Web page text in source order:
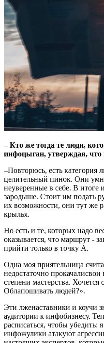
– Кто же тогда те люди,
инфоцыган, утверждая, что
–Повторюсь, есть категория
целительный пинок. Они
неуверенные в себе. В итоге
зародыше. Стоит им подать
их возможности, они тут же
крылья.
Но есть и те, которых надо
оказывается, что маршрут -
прийти только в точку А.
Одна моя приятельница
недостаточно
степени мастерства. Хочется
Облапошивать людей?».
Эти лженаставники и коучи
аудитории к инфобизнесу.
расписаться, чтобы убедить:
инфожулики атакуют